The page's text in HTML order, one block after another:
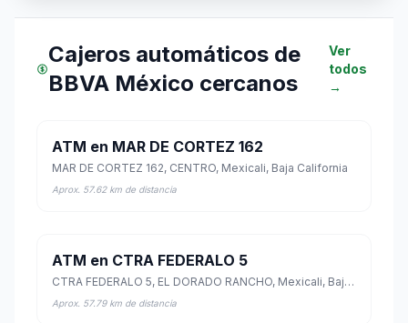
Cajeros automáticos de
BBVA México cercanos
Ver
todos
→
ATM en MAR DE CORTEZ 162
MAR DE CORTEZ 162, CENTRO, Mexicali, Baja California
Aprox. 57.62 km de distancia
ATM en CTRA FEDERALO 5
CTRA FEDERALO 5, EL DORADO RANCHO, Mexicali, Baja California
Aprox. 57.79 km de distancia